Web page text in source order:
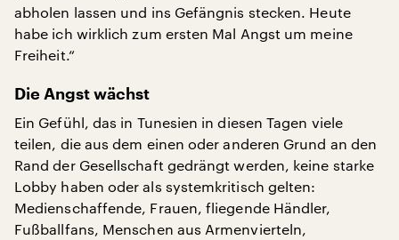
abholen lassen und ins Gefängnis stecken. Heute
habe ich wirklich zum ersten Mal Angst um meine
Freiheit.“
Die Angst wächst
Ein Gefühl, das in Tunesien in diesen Tagen viele
teilen, die aus dem einen oder anderen Grund an den
Rand der Gesellschaft gedrängt werden, keine starke
Lobby haben oder als systemkritisch gelten:
Medienschaffende, Frauen, fliegende Händler,
Fußballfans, Menschen aus Armenvierteln,